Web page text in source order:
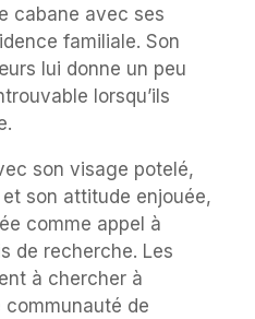
cabane avec ses
familiale. Son
lui donne un peu
lorsqu’ils
son visage potelé,
son attitude enjouée,
comme appel à
de recherche. Les
à chercher à
de